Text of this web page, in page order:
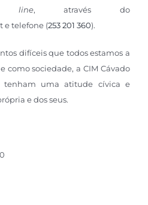
line, através do
e telefone (253 201 360).
difíceis que todos estamos a
como sociedade, a CIM Cávado
uma atitude cívica e
e dos seus.